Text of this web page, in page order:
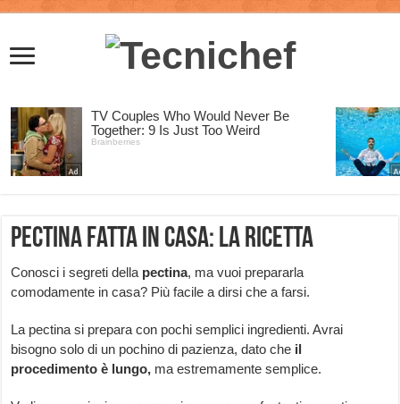
Pectina fatta in casa: la ricetta
Conosci i segreti della pectina, ma vuoi prepararla
comodamente in casa? Più facile a dirsi che a farsi.
La pectina si prepara con pochi semplici ingredienti. Avrai
bisogno solo di un pochino di pazienza, dato che il
procedimento è lungo, ma estremamente semplice.